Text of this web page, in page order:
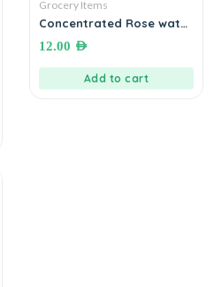
Grocery Items
Concentrated Rose water
10 mL. ماء ورد مركز
12.00 AED
Add to cart